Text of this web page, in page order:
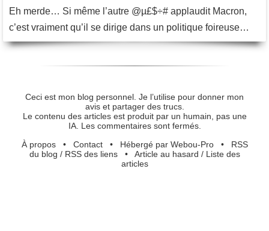
Eh merde… Si même l’autre @µ£$÷# applaudit Macron,
c’est vraiment qu’il se dirige dans un politique foireuse…
Ceci est mon blog personnel. Je l’utilise pour donner mon
avis et partager des trucs.
Le contenu des articles est produit par un humain, pas une
IA. Les commentaires sont fermés.
À propos• Contact• Hébergé par Webou-Pro• RSS
du blog / RSS des liens• Article au hasard / Liste des
articles